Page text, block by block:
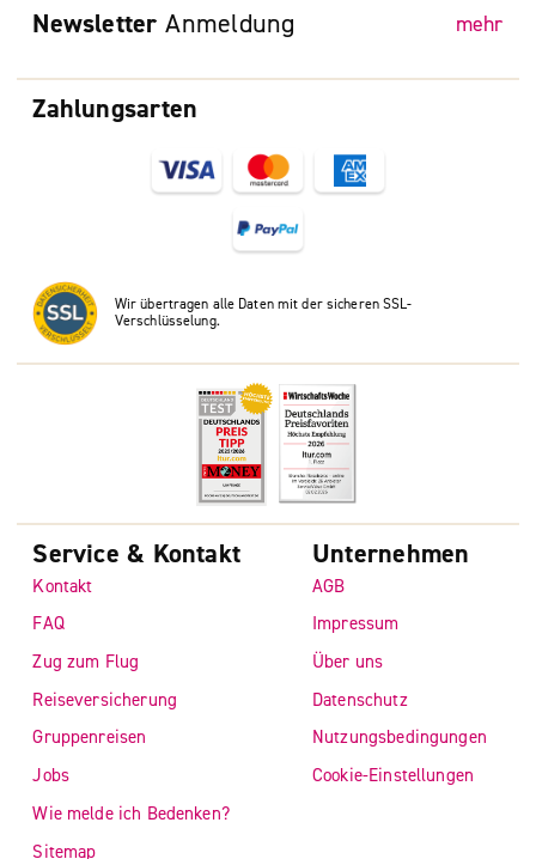
Zahlungsarten
Wir übertragen alle Daten mit der sicheren SSL-
Verschlüsselung.
Newsletter Anmeldung mehr
Service & Kontakt
Kontakt
FAQ
Zug zum Flug
Reiseversicherung
Gruppenreisen
Jobs
Wie melde ich Bedenken?
Sitemap
Unternehmen
AGB
Impressum
Über uns
Datenschutz
Nutzungsbedingungen
Cookie-Einstellungen